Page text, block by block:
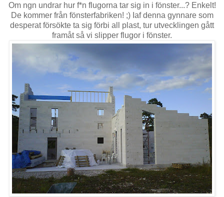
Om ngn undrar hur f*n flugorna tar sig in i fönster...? Enkelt!
De kommer från fönsterfabriken! ;) Iaf denna gynnare som
desperat försökte ta sig förbi all plast, tur utvecklingen gått
framåt så vi slipper flugor i fönster.